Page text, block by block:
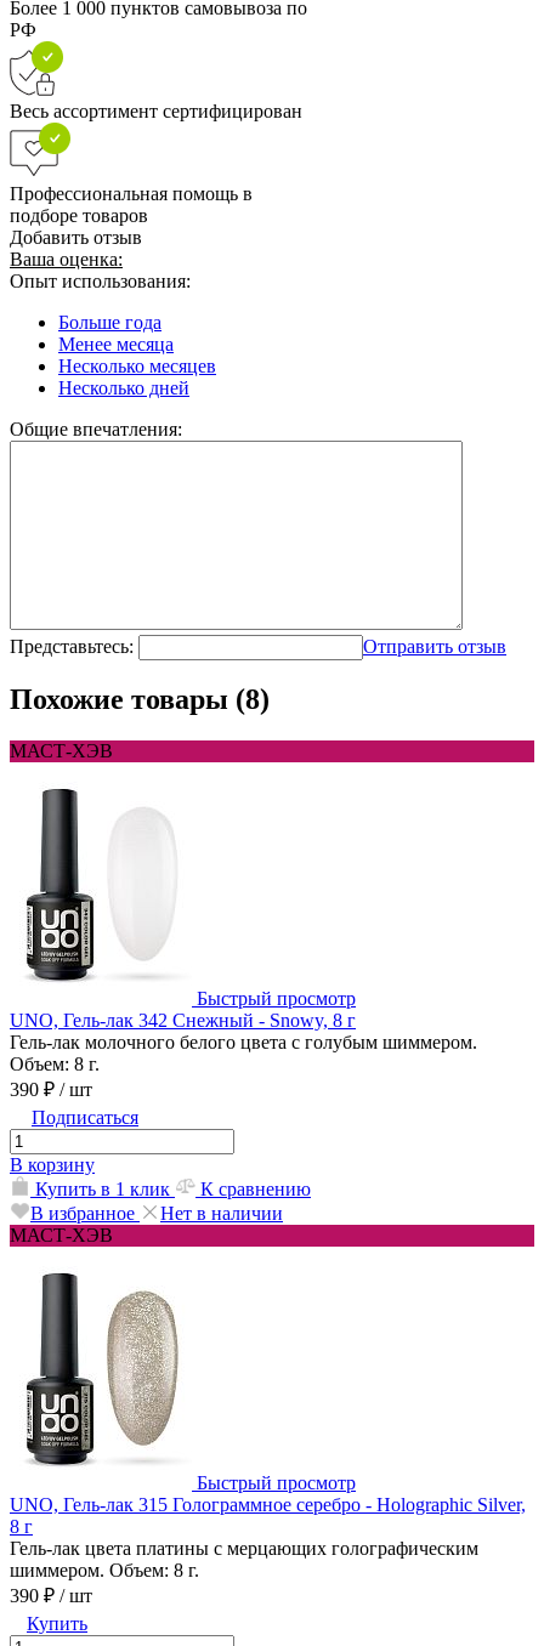
Более 1 000 пунктов самовывоза по
РФ
Весь ассортимент сертифицирован
Профессиональная помощь в
подборе товаров
Добавить отзыв
Ваша оценка:
Опыт использования:
Больше года
Менее месяца
Несколько месяцев
Несколько дней
Общие впечатления:
Представьтесь: Отправить отзыв
Похожие товары (8)
МАСТ-ХЭВ
Быстрый просмотр
UNO, Гель-лак 342 Снежный - Snowy, 8 г
Гель-лак молочного белого цвета с голубым шиммером.
Объем: 8 г.
390 ₽ / шт
Подписаться
В корзину
Купить в 1 клик
К сравнению
В избранное
Нет в наличии
МАСТ-ХЭВ
Быстрый просмотр
UNO, Гель-лак 315 Голограммное серебро - Holographic Silver,
8 г
Гель-лак цвета платины с мерцающих голографическим
шиммером. Объем: 8 г.
390 ₽ / шт
Купить